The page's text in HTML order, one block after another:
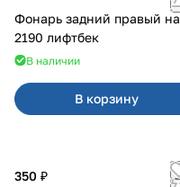
Фонарь задний правый на
2190 лифтбек
В наличии
В корзину
350 ₽